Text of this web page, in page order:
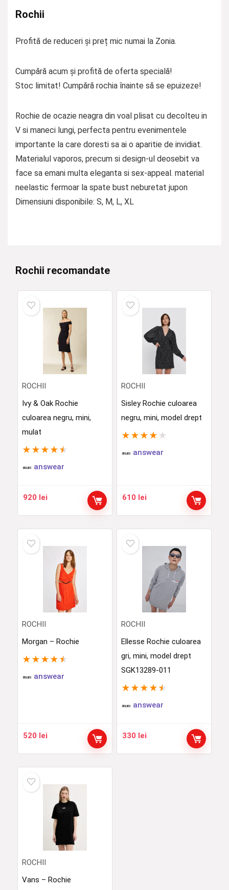
Rochii
Profită de reduceri și preț mic numai la Zonia.
Cumpără acum și profită de oferta specială!
Stoc limitat! Cumpără rochia înainte să se epuizeze!
Rochie de ocazie neagra din voal plisat cu decolteu in
V si maneci lungi, perfecta pentru evenimentele
importante la care doresti sa ai o aparitie de invidiat.
Materialul vaporos, precum si design-ul deosebit va
face sa emani multa eleganta si sex-appeal. material
neelastic fermoar la spate bust neburetat jupon
Dimensiuni disponibile: S, M, L, XL
Rochii recomandate
ROCHII
Ivy & Oak Rochie
culoarea negru, mini,
mulat
★ ★ ★ ★ ★
answear
920 lei
ROCHII
Sisley Rochie culoarea
negru, mini, model drept
★ ★ ★ ★ ★
answear
610 lei
ROCHII
Morgan – Rochie
★ ★ ★ ★ ★
answear
520 lei
ROCHII
Ellesse Rochie culoarea
gri, mini, model drept
SGK13289-011
★ ★ ★ ★ ★
answear
330 lei
ROCHII
Vans – Rochie